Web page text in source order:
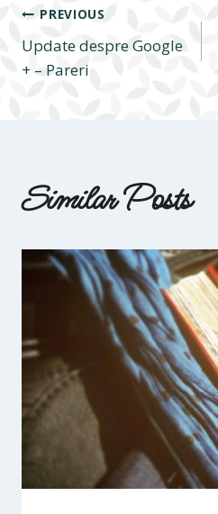
Navigare
în
PREVIOUS
Update despre Google
+ – Pareri
Similar Posts